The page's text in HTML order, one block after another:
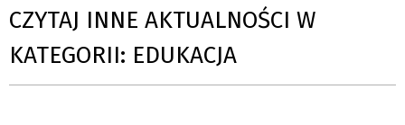
CZYTAJ INNE AKTUALNOŚCI W
KATEGORII: EDUKACJA